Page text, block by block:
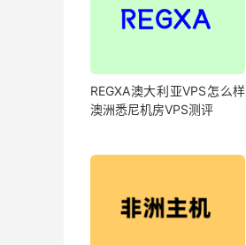
REGXA澳大利亚VPS怎么样
澳洲悉尼机房VPS测评